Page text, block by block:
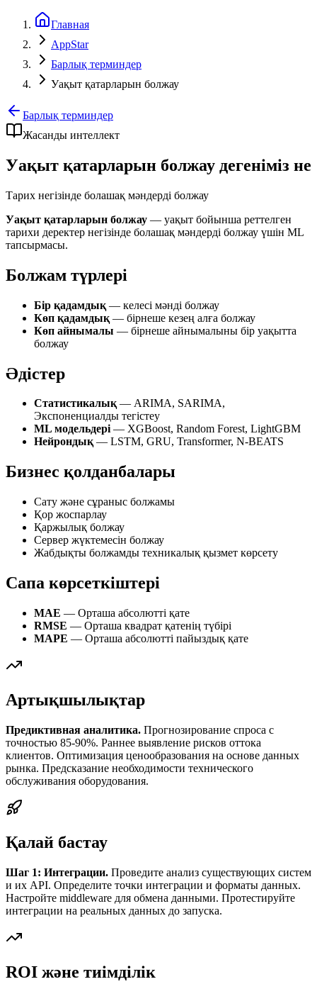
Главная
AppStar
Барлық терминдер
Уақыт қатарларын болжау
Барлық терминдер
Жасанды интеллект
Уақыт қатарларын болжау дегеніміз не
Тарих негізінде болашақ мәндерді болжау
Уақыт қатарларын болжау — уақыт бойынша реттелген
тарихи деректер негізінде болашақ мәндерді болжау үшін ML
тапсырмасы.
Болжам түрлері
Бір қадамдық — келесі мәнді болжау
Көп қадамдық — бірнеше кезең алға болжау
Көп айнымалы — бірнеше айнымалыны бір уақытта
болжау
Әдістер
Статистикалық— ARIMA, SARIMA,
Экспоненциалды тегістеу
ML модельдері— XGBoost, Random Forest, LightGBM
Нейрондық— LSTM, GRU, Transformer, N-BEATS
Бизнес қолданбалары
Сату және сұраныс болжамы
Қор жоспарлау
Қаржылық болжау
Сервер жүктемесін болжау
Жабдықты болжамды техникалық қызмет көрсету
Сапа көрсеткіштері
MAE — Орташа абсолютті қате
RMSE — Орташа квадрат қатенің түбірі
MAPE — Орташа абсолютті пайыздық қате
Артықшылықтар
Предиктивная аналитика. Прогнозирование спроса с
точностью 85-90%. Раннее выявление рисков оттока
клиентов. Оптимизация ценообразования на основе данных
рынка. Предсказание необходимости технического
обслуживания оборудования.
Қалай бастау
Шаг 1: Интеграции. Проведите анализ существующих систем
и их API. Определите точки интеграции и форматы данных.
Настройте middleware для обмена данными. Протестируйте
интеграции на реальных данных до запуска.
ROI және тиімділік